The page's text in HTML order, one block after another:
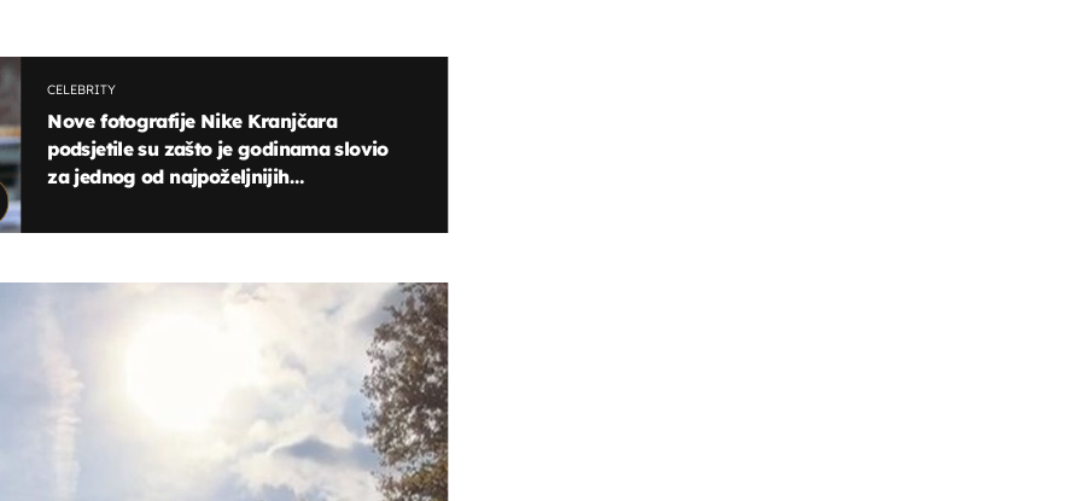
CELEBRITY
Nove fotografije Nike Kranjčara
podsjetile su zašto je godinama slovio
za jednog od najpoželjnijih